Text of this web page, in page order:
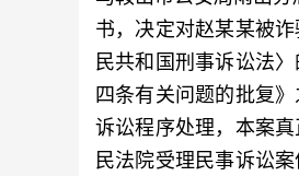
书，决定对赵某某被
民共和国刑事诉讼法
四条有关问题的批复
诉讼程序处理，本案
民法院受理民事诉讼